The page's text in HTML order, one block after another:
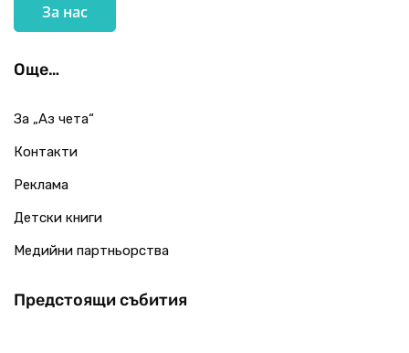
За нас
Още…
За „Аз чета“
Контакти
Реклама
Детски книги
Медийни партньорства
Предстоящи събития